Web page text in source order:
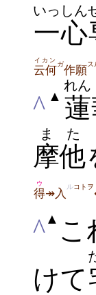
一心
いっしん
云何
イカン ガ作願ス
^ ▲ 蓮
れん
摩他
また
得
ウ
↠入 ルコトヲ
^▲ こ
けて